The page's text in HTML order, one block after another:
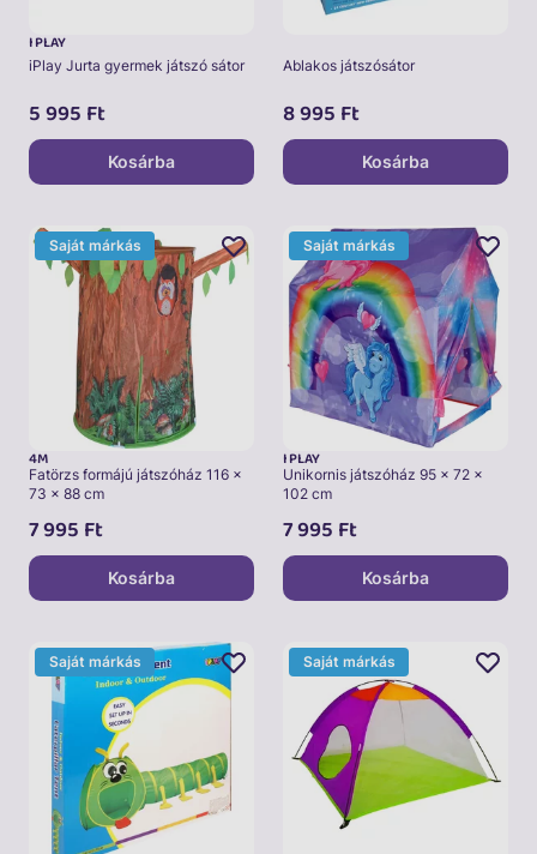
I PLAY
iPlay Jurta gyermek játszó sátor
5 995 Ft
Kosárba
Ablakos játszósátor
8 995 Ft
Kosárba
Saját márkás
4M
Fatörzs formájú játszóház 116 x
73 x 88 cm
7 995 Ft
Kosárba
Saját márkás
I PLAY
Unikornis játszóház 95 x 72 x
102 cm
7 995 Ft
Kosárba
Saját márkás Saját márkás